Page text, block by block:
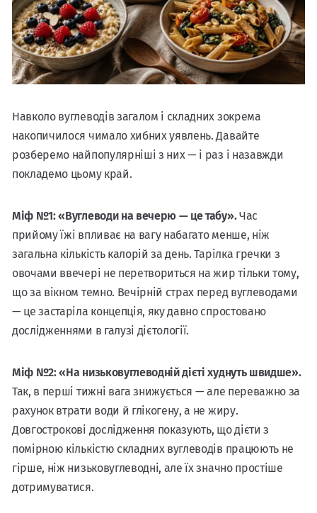
Навколо вуглеводів загалом і складних зокрема
накопичилося чимало хибних уявлень. Давайте
розберемо найпопулярніші з них — і раз і назавжди
покладемо цьому край.
Міф №1: «Вуглеводи на вечерю — це табу».Час
прийому їжі впливає на вагу набагато менше, ніж
загальна кількість калорій за день. Тарілка гречки з
овочами ввечері не перетвориться на жир тільки тому,
що за вікном темно. Вечірній страх перед вуглеводами
— це застаріла концепція, яку давно спростовано
дослідженнями в галузі дієтології.
Міф №2: «На низьковуглеводній дієті худнуть швидше».
Так, в перші тижні вага знижується — але переважно за
рахунок втрати води й глікогену, а не жиру.
Довгострокові дослідження показують, що дієти з
помірною кількістю складних вуглеводів працюють не
гірше, ніж низьковуглеводні, але їх значно простіше
дотримуватися.